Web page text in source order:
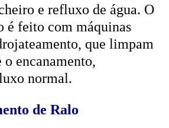
e refluxo de água. O
é feito com máquinas
que limpam
encanamento,
normal.
de Ralo